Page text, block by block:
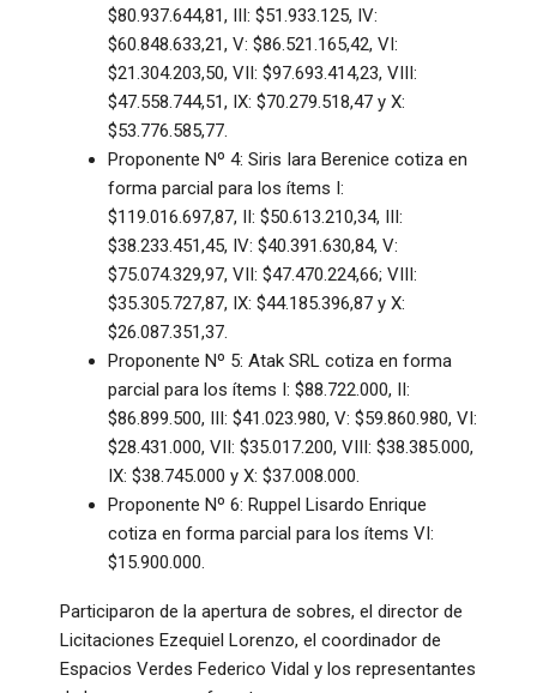
$80.937.644,81, III: $51.933.125, IV:
$60.848.633,21, V: $86.521.165,42, VI:
$21.304.203,50, VII: $97.693.414,23, VIII:
$47.558.744,51, IX: $70.279.518,47 y X:
$53.776.585,77.
Proponente Nº 4: Siris Iara Berenice cotiza en
forma parcial para los ítems I:
$119.016.697,87, II: $50.613.210,34, III:
$38.233.451,45, IV: $40.391.630,84, V:
$75.074.329,97, VII: $47.470.224,66; VIII:
$35.305.727,87, IX: $44.185.396,87 y X:
$26.087.351,37.
Proponente Nº 5: Atak SRL cotiza en forma
parcial para los ítems I: $88.722.000, II:
$86.899.500, III: $41.023.980, V: $59.860.980, VI:
$28.431.000, VII: $35.017.200, VIII: $38.385.000,
IX: $38.745.000 y X: $37.008.000.
Proponente Nº 6: Ruppel Lisardo Enrique
cotiza en forma parcial para los ítems VI:
$15.900.000.
Participaron de la apertura de sobres, el director de
Licitaciones Ezequiel Lorenzo, el coordinador de
Espacios Verdes Federico Vidal y los representantes